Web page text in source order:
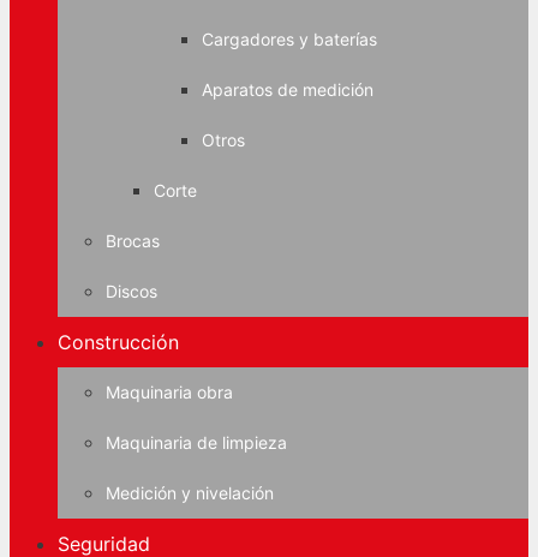
Cargadores y baterías
Aparatos de medición
Otros
Corte
Brocas
Discos
Construcción
Maquinaria obra
Maquinaria de limpieza
Medición y nivelación
Seguridad